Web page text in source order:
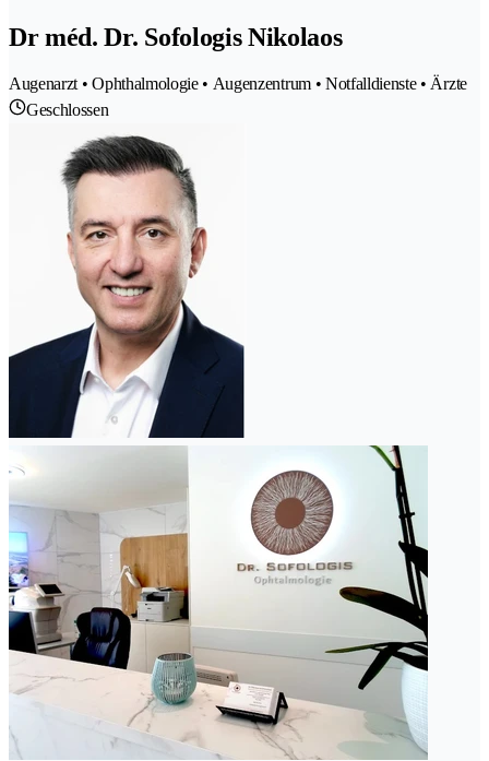
Dr méd. Dr. Sofologis Nikolaos
Augenarzt • Ophthalmologie • Augenzentrum • Notfalldienste • Ärzte
Geschlossen